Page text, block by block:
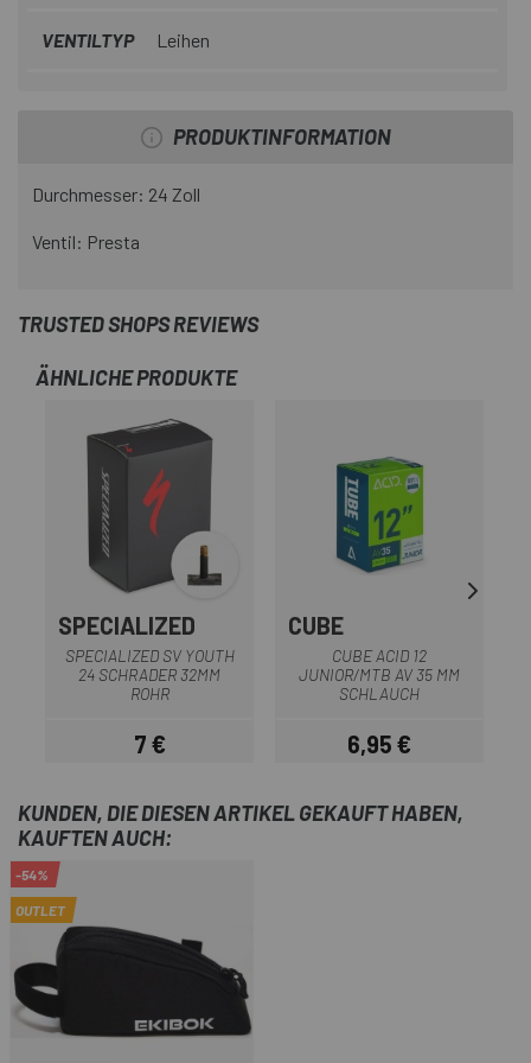
VENTILTYP Leihen
PRODUKTINFORMATION
Durchmesser: 24 Zoll
Ventil: Presta
TRUSTED SHOPS REVIEWS
ÄHNLICHE PRODUKTE
SPECIALIZED
SPECIALIZED SV YOUTH
24 SCHRADER 32MM
ROHR
Preis
7 €
CUBE
CUBE ACID 12
JUNIOR/MTB AV 35 MM
SCHLAUCH
Preis
6,95 €
KUNDEN, DIE DIESEN ARTIKEL GEKAUFT HABEN,
KAUFTEN AUCH:
-54%
OUTLET